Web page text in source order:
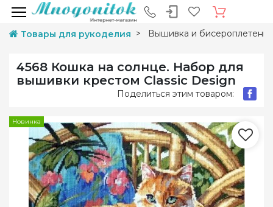
Товары для рукоделия Вышивка и
4568 Кошка на солнце. Набор для
вышивки крестом Classic Design
Поделиться этим товаром:
Новинка